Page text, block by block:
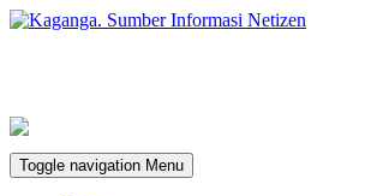
Toggle navigation Menu